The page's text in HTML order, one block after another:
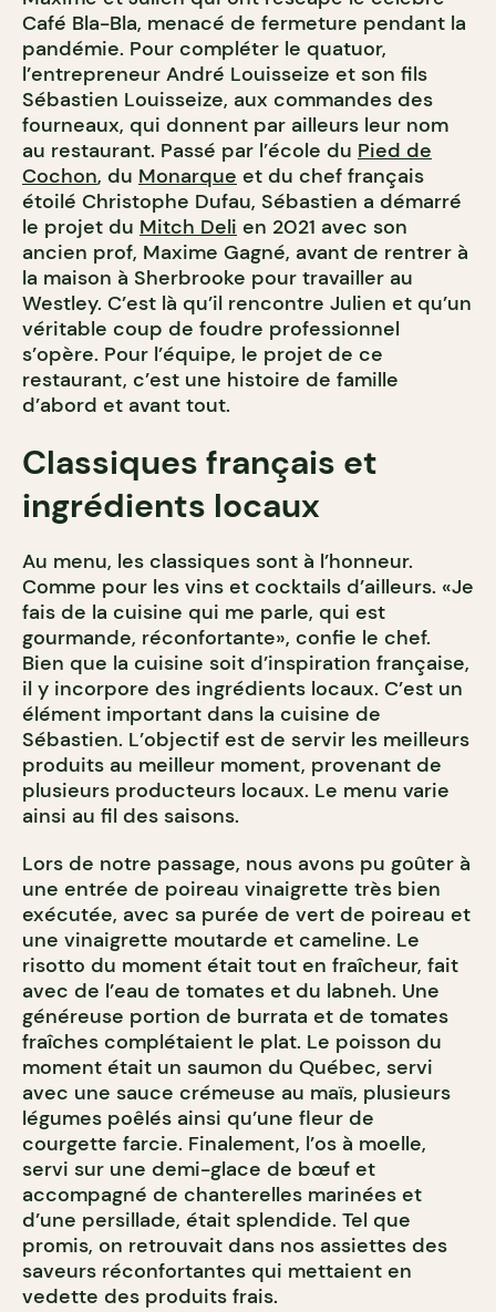
Café Bla-Bla, menacé de fermeture pendant la
pandémie. Pour compléter le quatuor,
l’entrepreneur André Louisseize et son fils
Sébastien Louisseize, aux commandes des
fourneaux, qui donnent par ailleurs leur nom
au restaurant. Passé par l’école du Pied de
Cochon, du Monarque et du chef français
étoilé Christophe Dufau, Sébastien a démarré
le projet du Mitch Deli en 2021 avec son
ancien prof, Maxime Gagné, avant de rentrer à
la maison à Sherbrooke pour travailler au
Westley. C’est là qu’il rencontre Julien et qu’un
véritable coup de foudre professionnel
s’opère. Pour l’équipe, le projet de ce
restaurant, c’est une histoire de famille
d’abord et avant tout.
Classiques français et
ingrédients locaux
Au menu, les classiques sont à l’honneur.
Comme pour les vins et cocktails d’ailleurs. «Je
fais de la cuisine qui me parle, qui est
gourmande, réconfortante», confie le chef.
Bien que la cuisine soit d’inspiration française,
il y incorpore des ingrédients locaux. C’est un
élément important dans la cuisine de
Sébastien. L’objectif est de servir les meilleurs
produits au meilleur moment, provenant de
plusieurs producteurs locaux. Le menu varie
ainsi au fil des saisons.
Lors de notre passage, nous avons pu goûter à
une entrée de poireau vinaigrette très bien
exécutée, avec sa purée de vert de poireau et
une vinaigrette moutarde et cameline. Le
risotto du moment était tout en fraîcheur, fait
avec de l’eau de tomates et du labneh. Une
généreuse portion de burrata et de tomates
fraîches complétaient le plat. Le poisson du
moment était un saumon du Québec, servi
avec une sauce crémeuse au maïs, plusieurs
légumes poêlés ainsi qu’une fleur de
courgette farcie. Finalement, l’os à moelle,
servi sur une demi-glace de bœuf et
accompagné de chanterelles marinées et
d’une persillade, était splendide. Tel que
promis, on retrouvait dans nos assiettes des
saveurs réconfortantes qui mettaient en
vedette des produits frais.